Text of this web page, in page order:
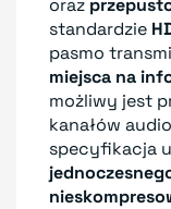
standardzie
pasmo
miejsca na
możliwy jest
kanałów
specyfikacja